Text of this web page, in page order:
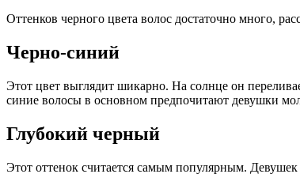
Оттенков черного цвета волос достаточно много,
Черно-синий
Этот цвет выглядит шикарно. На солнце он
синие волосы в основном предпочитают девушки
Глубокий черный
Этот оттенок считается самым популярным.